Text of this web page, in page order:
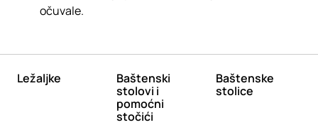
očuvale.
Ležaljke
Baštenski
stolovi i
pomoćni
stočići
Baštenske
stolice